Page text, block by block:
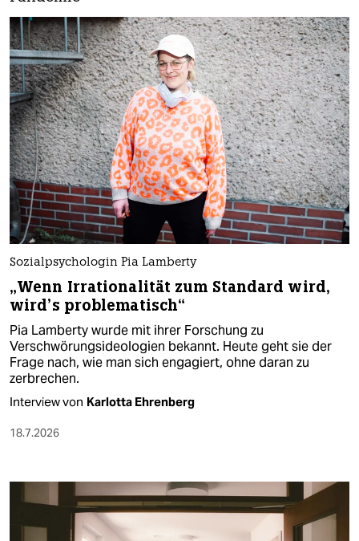
Sozialpsychologin Pia Lamberty
„Wenn Irrationalität zum Standard wird,
wird’s problematisch“
Pia Lamberty wurde mit ihrer Forschung zu
Verschwörungsideologien bekannt. Heute geht sie der
Frage nach, wie man sich engagiert, ohne daran zu
zerbrechen.
Interview von Karlotta Ehrenberg
18.7.2026